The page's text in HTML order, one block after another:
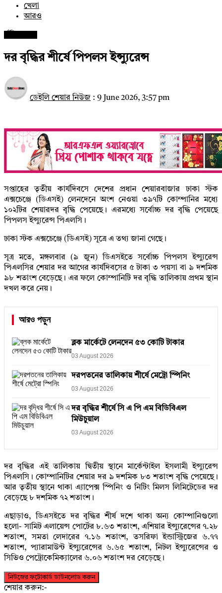
খেলা
আরও
দর বৃদ্ধির শীর্ষে পিপলস ইন্স্যুরেন্স
ডেইলি শেয়ার নিউজ : 9 June 2026, 3:57 pm
সপ্তাহের তৃতীয় কার্যদিবসে দেশের প্রধান শেয়ারবাজার ঢাকা স্টক
এক্সচেঞ্জে (ডিএসই) লেনদেনে অংশ নেওয়া ৩৯৭টি কোম্পানির মধ্যে
১০২টির শেয়ারদর বৃদ্ধি পেয়েছে। এরমধ্যে সর্বোচ্চ দর বৃদ্ধি পেয়েছে
পিপলস ইন্স্যুরেন্স পিএলসি।
ঢাকা স্টক এক্সচেঞ্জে (ডিএসই) সূত্রে এ তথ্য জানা গেছে।
সূত্র মতে, মঙ্গলবার (৯ জুন) ডিএসইতে সর্বোচ্চ পিপলস ইন্স্যুরেন্স
পিএলসির শেয়ার দর আগের কার্যদিবসের ৫ টাকা ৩ পয়সা বা ৯ দশমিক
৯৮ শতাংশ বেড়েছে। এর ফলে কোম্পানিটি দর বৃদ্ধি তালিকায় প্রথম স্থান
দখল করে নেয়।
আরও পড়ুন
ব্লক মার্কেটে লেনদেন ৫৩ কোটি টাকার
03 August 2026
দরপতনের তালিকায় শীর্ষে মেট্রো স্পিনিং
03 August 2026
দর বৃদ্ধির শীর্ষে সি এ পি এম বিডিবিএল
মিউচুয়াল
03 August 2026
দর বৃদ্ধির এই তালিকায় দ্বিতীয় স্থানে মার্কেন্টাইল ইসলামী ইন্স্যুরেন্স
পিএলসি। কোম্পানিটির শেয়ার দর ৯ দশমিক ৮৩ শতাংশ বৃদ্ধি পেয়েছে।
আর তৃতীয় স্থানে থাকা এ্যাপেক্স স্পিনিং ও নিটিং মিলস লিমিটেডের দর
বেড়েছে ৮ দশমিক ৭২ শতাংশ।
এছাড়াও, ডিএসইতে দর বৃদ্ধির শীর্ষ দশে থাকা অন্য কোম্পানিগুলো
হলো- সামিট এলায়েন্স পোর্টের ৮.৬৩ শতাংশ, এশিয়ার ইন্স্যুরেন্সের ৭.২৮
শতাংশ, সমতা লেদারের ৭.১৬ শতাংশ, তসরিফা ইন্ডাস্ট্রিজের ৬.৭৭
শতাংশ, প্যারামাউন্ট ইন্স্যুরেন্সের ৬.৬৫ শতাংশ, নিটল ইন্স্যুরেন্সের ও
সিভিও পেট্রোকেমিক্যালের ৬.০৬ শতাংশ দর বেড়েছে।
নিউজের ফটোকার্ড ডাউনলোড করুন
শেয়ার করুন:-